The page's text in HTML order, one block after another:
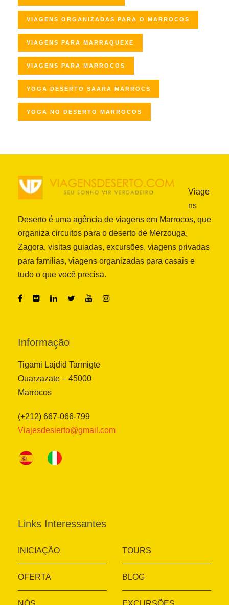
VIAGENS ORGANIZADAS PARA O MARROCOS
VIAGENS PARA MARRAQUEXE
VIAGENS PARA MARROCOS
YOGA DESERTO SAARA MARROCS
YOGA NO DESERTO MARROCOS
Viage
ns
Deserto é uma agência de viagens em Marrocos, que
organiza circuitos para o deserto de Merzouga,
Zagora, visitas guiadas, excursões, viagens privadas
para famílias, viagens organizadas para casais e
tudo o que você precisa.
Informação
Tigami Lajdid Tarmigte
Ouarzazate – 45000
Marrocos
(+212) 667-066-799
Viajesdesierto@gmail.com
Links Interessantes
INICIAÇÃO TOURS
OFERTA BLOG